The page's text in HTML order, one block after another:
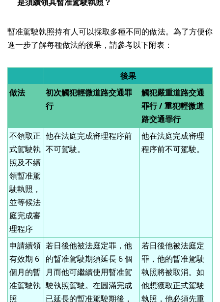
暫准駕駛執照持有人可以採取多種不同的做法。為了方便你
進一步了解每種做法的後果，請參考以下附表：
後果
做法
初次觸犯輕微道路交通罪
行
觸犯嚴重道路交通
罪行 / 重犯輕微道
路交通罪行
不領取正
式駕駛執
照及不續
領暫准駕
駛執照，
並等候法
庭完成審
理程序
他在法庭完成審理程序前
不可駕駛。
他在法庭完成審理
程序前不可駕駛。
申請續領
有效期 6
個月的暫
准駕駛執
照
若日後他被法庭定罪，他
的暫准駕駛期須延長 6 個
月而他可繼續使用暫准駕
駛執照駕駛。在圓滿完成
已延長的暫准駕駛期後，
若日後他被法庭定
罪，他的暫准駕駛
執照將被取消。如
他想獲取正式駕駛
執照，他必須先重